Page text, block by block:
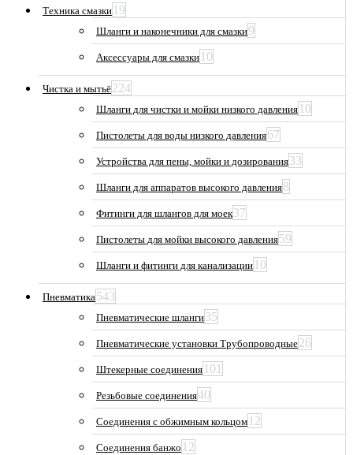
Техника смазки 19
Шланги и наконечники для смазки9
Аксессуары для смазки 10
Чистка и мытьё224
Шланги для чистки и мойки низкого давления 10
Пистолеты для воды низкого давления67
Устройства для пены, мойки и дозирования33
Шланги для аппаратов высокого давления8
Фитинги для шлангов для моек37
Пистолеты для мойки высокого давления59
Шланги и фитинги для канализации 10
Пневматика543
Пневматические шланги35
Пневматические установки Трубопроводные26
Штекерные соединения 101
Резьбовые соединения40
Соединения с обжимным кольцом 12
Соединения банжо 12